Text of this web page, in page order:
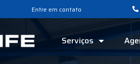
Entre em contato
Serviços